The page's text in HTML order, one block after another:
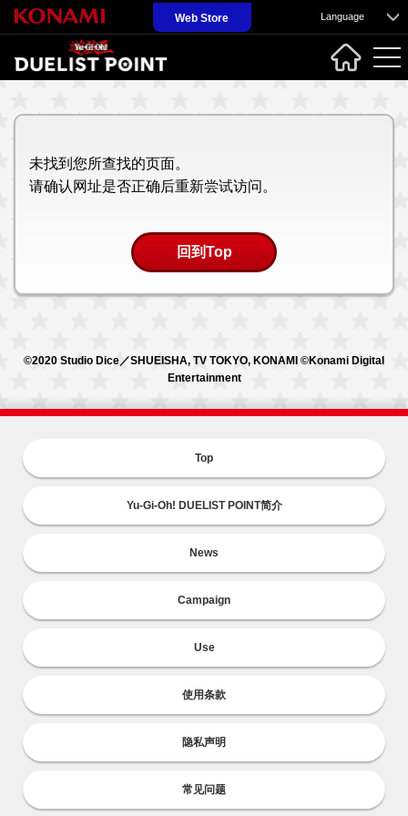
Web Store Language
未找到您所查找的页面。
请确认网址是否正确后重新尝试访问。
回到Top
©2020 Studio Dice／SHUEISHA, TV TOKYO, KONAMI ©Konami Digital
Entertainment
Top
Yu-Gi-Oh! DUELIST POINT简介
News
Campaign
Use
使用条款
隐私声明
常见问题